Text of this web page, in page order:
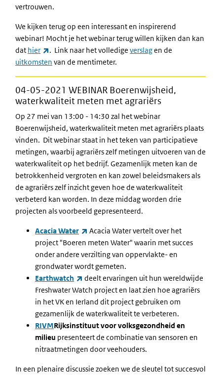
vertrouwen.
We kijken terug op een interessant en inspirerend
webinar! Mocht je het webinar terug willen kijken dan kan
dat hier (externe link)
. Link naar het volledigeverslagen de
uitkomsten van de mentimeter.
04-05-2021 WEBINAR Boerenwijsheid,
waterkwaliteit meten met agrariërs
Op 27 mei van 13:00 - 14:30 zal het webinar
Boerenwijsheid, waterkwaliteit meten met agrariërs plaats
vinden. Dit webinar staat in het teken van participatieve
metingen, waarbij agrariërs zelf metingen uitvoeren van de
waterkwaliteit op het bedrijf. Gezamenlijk meten kan de
betrokkenheid vergroten en kan zowel beleidsmakers als
de agrariërs zelf inzicht geven hoe de waterkwaliteit
verbeterd kan worden. In deze middag worden drie
projecten als voorbeeld gepresenteerd.
Acacia Water (externe link)
Acacia Water vertelt over het
project "Boeren meten Water" waarin met succes
onder andere verzilting van oppervlakte- en
grondwater wordt gemeten.
Earthwatch
(externe link)
deelt ervaringen uit hun wereldwijde
Freshwater Watch project en laat zien hoe agrariërs
in het VK en Ierland dit project gebruiken om
gezamenlijk de waterkwaliteit te verbeteren.
RIVMRijksinstituut voor volksgezondheid en
milieu presenteert de combinatie van sensoren en
nitraatmetingen door veehouders.
In een plenaire discussie zoeken we de sleutel tot succesvol